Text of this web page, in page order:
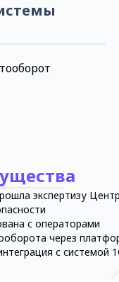
экспертизу
с операторами
через
с системой